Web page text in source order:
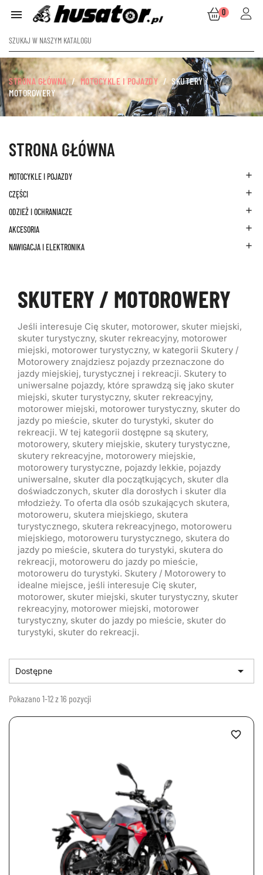
 0
STRONA GŁÓWNA MOTOCYKLE I POJAZDY
SKUTERY /
MOTOROWERY
STRONA GŁÓWNA
MOTOCYKLE I POJAZDY 
CZĘŚCI 
ODZIEŻ I OCHRANIACZE 
AKCESORIA 
NAWIGACJA I ELEKTRONIKA 
SKUTERY / MOTOROWERY
Jeśli interesuje Cię skuter, motorower, skuter miejski,
skuter turystyczny, skuter rekreacyjny, motorower
miejski, motorower turystyczny, w kategorii Skutery /
Motorowery znajdziesz pojazdy przeznaczone do
jazdy miejskiej, turystycznej i rekreacji. Skutery to
uniwersalne pojazdy, które sprawdzą się jako skuter
miejski, skuter turystyczny, skuter rekreacyjny,
motorower miejski, motorower turystyczny, skuter do
jazdy po mieście, skuter do turystyki, skuter do
rekreacji. W tej kategorii dostępne są skutery,
motorowery, skutery miejskie, skutery turystyczne,
skutery rekreacyjne, motorowery miejskie,
motorowery turystyczne, pojazdy lekkie, pojazdy
uniwersalne, skuter dla początkujących, skuter dla
doświadczonych, skuter dla dorosłych i skuter dla
młodzieży. To oferta dla osób szukających skutera,
motoroweru, skutera miejskiego, skutera
turystycznego, skutera rekreacyjnego, motoroweru
miejskiego, motoroweru turystycznego, skutera do
jazdy po mieście, skutera do turystyki, skutera do
rekreacji, motoroweru do jazdy po mieście,
motoroweru do turystyki. Skutery / Motorowery to
idealne miejsce, jeśli interesuje Cię skuter,
motorower, skuter miejski, skuter turystyczny, skuter
rekreacyjny, motorower miejski, motorower
turystyczny, skuter do jazdy po mieście, skuter do
turystyki, skuter do rekreacji.
Dostępne 
Pokazano 1-12 z 16 pozycji
favorite_border